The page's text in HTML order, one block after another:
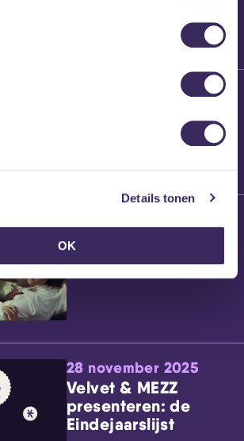
Details tonen
OK
Brennt Vanneste
Willem’s Blog: Ão
28 november 2025
Velvet & MEZZ
presenteren: de
Eindejaarslijst